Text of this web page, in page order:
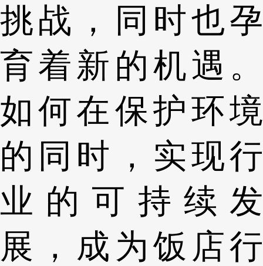
挑战，同时也孕
育着新的机遇。
如何在保护环境
的同时，实现行
业的可持续发
展，成为饭店行